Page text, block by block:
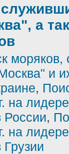
а
и
,
на
России,
на
Грузии